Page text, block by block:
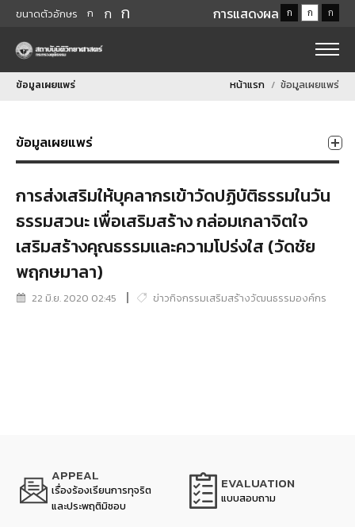
ขนาดตัวอักษร ก ก ก การแสดงผล ก ก ก
ข้อมูลเผยแพร่ หน้าแรก ข้อมูลเผยแพร่
ข้อมูลเผยแพร่
การส่งเสริมให้บุคลากรเข้าวัดปฏิบัติธรรมในวัน
ธรรมสวนะ เพื่อเสริมสร้าง กล่อมเกลาจิตใจ
เสริมสร้างคุณธรรมเเละความโปร่งใส (วัดชัย
พฤกษมาลา)
22 มิ.ย. 2020 02:45 ข่าวกิจกรรมเสริมสร้างวัฒนธรรมองค์กร
APPEAL
เรื่องร้องเรียนการทุจริต
และประพฤติมิชอบ
EVALUATION
แบบสอบถาม